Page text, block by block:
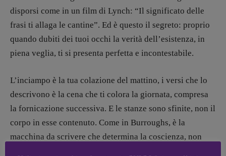
Coordinamento Pulp for kids e social
media:
Valentina Marcoli
[valentina.marcoli@gmail. com]
disporsi come in un film di Lynch: “Il significato delle
frasi ti allaga le cantine”. Ed è questo il segreto: proprio
quando dubiti dei tuoi occhi la verità dell’esistenza, in
piena veglia, ti si presenta perfetta e incontestabile.
L’inciampo è la tua colazione del mattino, i versi che lo
descrivono è la cena che ti colora la giornata, compresa
la fornicazione successiva. E le stanze sono sfinite, non il
corpo in esse contenuto. Come in Burroughs, è la
macchina da scrivere che determina la coscienza, non